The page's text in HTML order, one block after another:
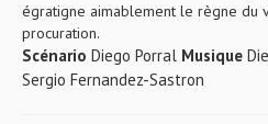
égratigne aimablement le règne du
procuration.
Scénario Diego Porral Musique
Sergio Fernandez-Sastron